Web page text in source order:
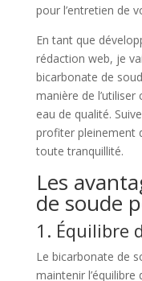
pour l’entretien de
En tant que
rédaction web, je
bicarbonate de
manière de
eau de qualité.
profiter pleinement
toute tranquillité.
Les
de soude
1. Équilibre
Le bicarbonate de
maintenir l’équilibre